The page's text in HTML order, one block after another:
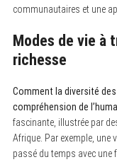
communautaires et une
Modes de vie à
richesse
Comment la diversité
compréhension de
fascinante, illustrée par
Afrique. Par exemple, une
passé du temps avec une
e
a
r